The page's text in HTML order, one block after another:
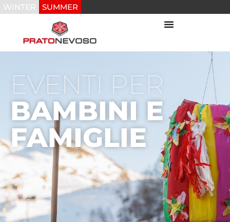
WINTER SUMMER
EVENTI PER
BAMBINI E
FAMIGLIE